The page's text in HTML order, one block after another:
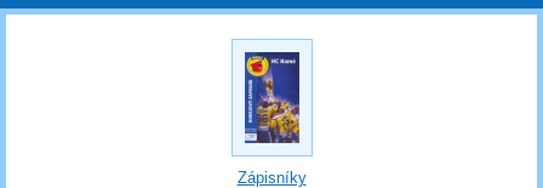
Zápisníky